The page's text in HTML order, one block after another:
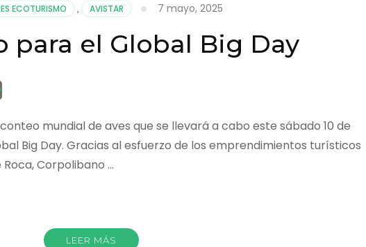
ECOTURISMO , AVISTAR 7 mayo, 2025
para el Global Big Day
mundial de aves que se llevará a cabo este sábado 10 de
Big Day. Gracias al esfuerzo de los emprendimientos turísticos
Corpolibano …
LEER MÁS